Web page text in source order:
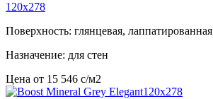
120x278
Поверхность: глянцевая, лаппатированная
Назначение: для стен
Цена от 15 546 c/м2